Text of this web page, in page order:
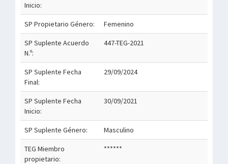
Inicio:
SP Propietario Género: Femenino
SP Suplente Acuerdo
N.º:
447-TEG-2021
SP Suplente Fecha
Final:
29/09/2024
SP Suplente Fecha
Inicio:
30/09/2021
SP Suplente Género: Masculino
TEG Miembro
propietario:
******